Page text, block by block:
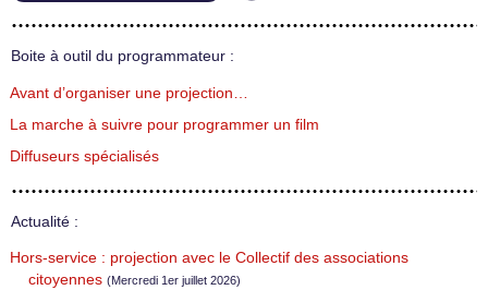
Boite à outil du programmateur :
Avant d’organiser une projection…
La marche à suivre pour programmer un film
Diffuseurs spécialisés
Actualité :
Hors-service : projection avec le Collectif des associations
citoyennes (Mercredi 1er juillet 2026)